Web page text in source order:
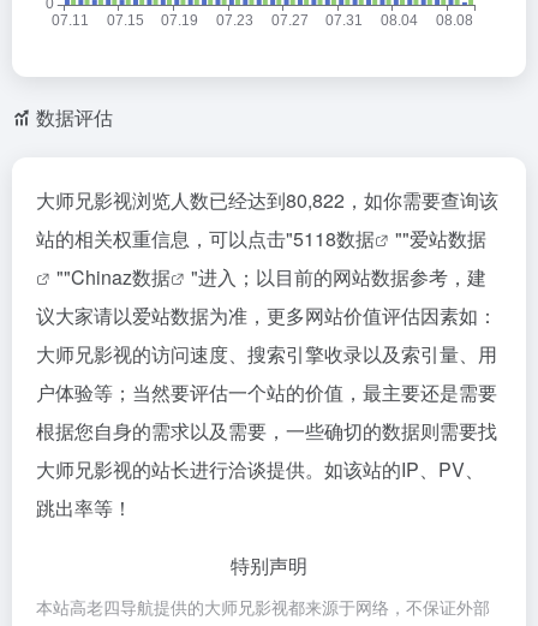
数据评估
大师兄影视浏览人数已经达到80,822，如你需要查询该
站的相关权重信息，可以点击"5118数据 ""爱站数据
""Chinaz数据
"进入；以目前的网站数据参考，建
议大家请以爱站数据为准，更多网站价值评估因素如：
大师兄影视的访问速度、搜索引擎收录以及索引量、用
户体验等；当然要评估一个站的价值，最主要还是需要
根据您自身的需求以及需要，一些确切的数据则需要找
大师兄影视的站长进行洽谈提供。如该站的IP、PV、
跳出率等！
特别声明
本站高老四导航提供的大师兄影视都来源于网络，不保证外部